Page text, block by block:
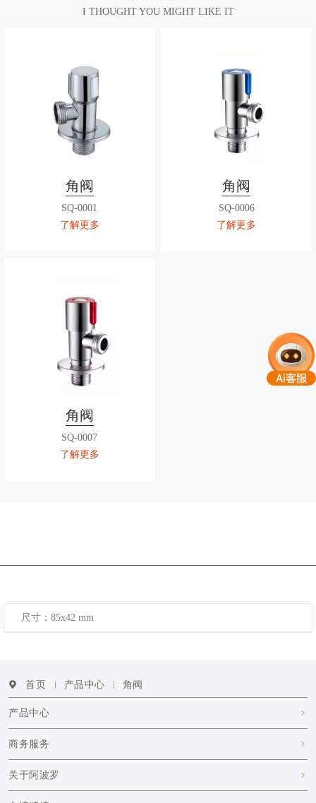
I THOUGHT YOU MIGHT LIKE IT
角阀
SQ-0001
了解更多
角阀
SQ-0006
了解更多
角阀
SQ-0007
了解更多
尺寸：85x42 mm
首页 产品中心 角阀
产品中心
商务服务
关于阿波罗